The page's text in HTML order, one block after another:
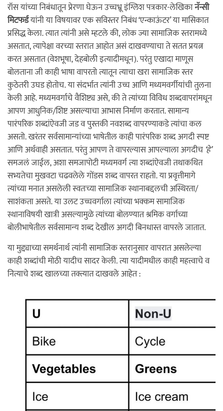
रॉस यांच्या निबंधातून प्रेरणा घेऊन उच्चभ्रू इंग्लिश पत्रकार-लेखिकानॅन्सी
मिटफर्डयांनी या विषयावर एक सविस्तर निबंध ‘एन्काऊंटर’ या मासिकात
प्रसिद्ध केला. त्यात त्यांनी असे म्हटले की, लोक ज्या सामाजिक स्तरामध्ये
असतात, त्यापेक्षा वरच्या स्तरात आहोत असं दाखवण्याचा ते सतत प्रयत्न
करत असतात (वेशभूषा, देहबोली इत्यादीमधून). परंतु एखादा माणूस
बोलताना जी काही भाषा वापरतो त्यातून त्याचा खरा सामाजिक स्तर
कुठेतरी उघड होतोच. या संदर्भात त्यांनी उच्च आणि मध्यमवर्गीयांची तुलना
केली आहे. मध्यमवर्गाचे वैशिष्ट्य असे, की ते त्यांच्या विविध शब्दवापरांमधून
आपण आधुनिक/शिष्ट असल्याचा आभास निर्माण करतात. सामान्य
पारंपरिक शब्दांऐवजी जड व पुस्तकी नवशब्द वापरण्याकडे त्यांचा कल
असतो. खरंतर सर्वसामान्यांच्या भाषेतील काही पारंपरिक शब्द अगदी स्पष्ट
आणि अर्थवाही असतात. परंतु आपण ते वापरल्यास आपल्याला अगदीच ‘हे’
समजलं जाईल, अशा समजापोटी मध्यमवर्ग त्या शब्दांऐवजी तथाकथित
सभ्यतेचा मुखवटा चढवलेले गोंडस शब्द वापरत राहतो. या प्रवृत्तीमागे
त्यांच्या मनात असलेली स्वतःच्या सामाजिक स्थानाबद्दलची अस्थिरता/
साशंकता असते. या उलट उच्चवर्गाला त्यांच्या भक्कम सामाजिक
स्थानाविषयी खात्री असल्यामुळे त्यांच्या बोलण्यात श्रमिक वर्गाच्या
बोलीभाषेतील सर्वसामान्य शब्द देखील अगदी बिनधास्त वापरले जातात.
या मुद्द्याच्या समर्थनार्थ त्यांनी सामाजिक स्तरानुसार वापरात असलेल्या
काही शब्दांची मोठी यादीच सादर केली. त्या यादीमधील काही महत्त्वाचे व
नित्याचे शब्द खालच्या तक्त्यात दाखवले आहेत :